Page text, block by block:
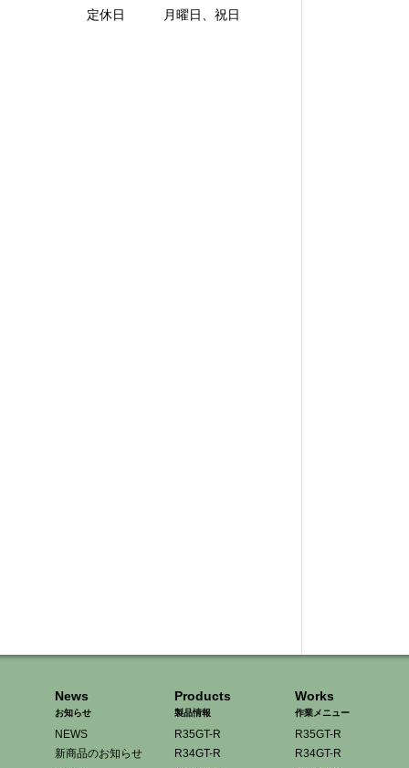
定休日 月曜日、祝日
News
お知らせ
NEWS
新商品のお知らせ
Products
製品情報
R35GT-R
R34GT-R
Works
作業メニュー
R35GT-R
R34GT-R